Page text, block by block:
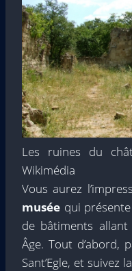
Les ruines du
Wikimédia
Vous aurez
musée qui
de bâtiments
Âge. Tout d’abord,
Sant’Egle, et suivez